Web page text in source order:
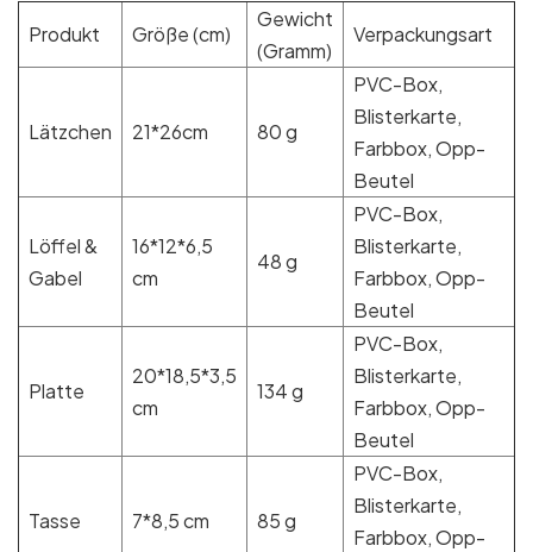
Produkt Größe (cm)
Gewicht
(Gramm)
Verpackungsart
Lätzchen 21*26cm 80 g
PVC-Box,
Blisterkarte,
Farbbox, Opp-
Beutel
Löffel &
Gabel
16*12*6,5
cm
48 g
PVC-Box,
Blisterkarte,
Farbbox, Opp-
Beutel
Platte
20*18,5*3,5
cm
134 g
PVC-Box,
Blisterkarte,
Farbbox, Opp-
Beutel
Tasse 7*8,5 cm 85 g
PVC-Box,
Blisterkarte,
Farbbox, Opp-